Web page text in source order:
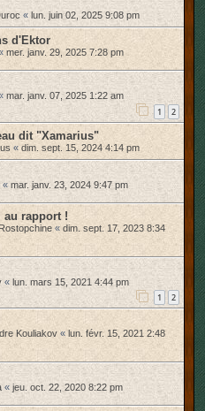
« lun. juin 02, 2025 9:08 pm
d'Ektor
mer. janv. 29, 2025 7:28 pm
mar. janv. 07, 2025 1:22 am
1 2
dit "Xamarius"
« dim. sept. 15, 2024 4:14 pm
« mar. janv. 23, 2024 9:47 pm
au rapport !
« dim. sept. 17, 2023 8:34
« lun. mars 15, 2021 4:44 pm
1 2
Kouliakov « lun. févr. 15, 2021 2:48
« jeu. oct. 22, 2020 8:22 pm